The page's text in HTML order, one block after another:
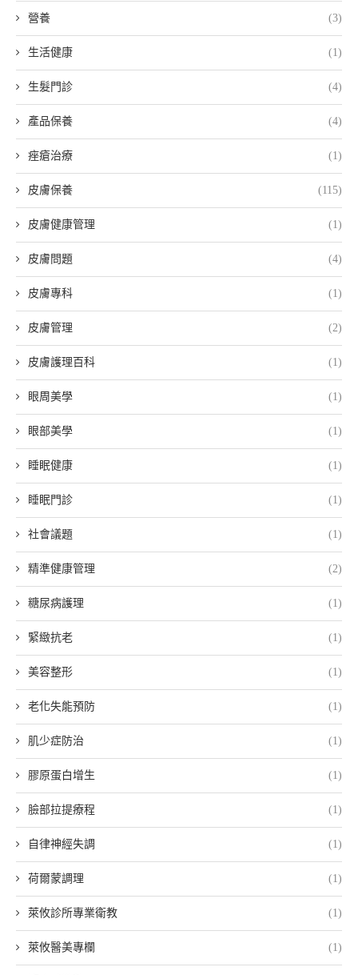
營養 (3)
生活健康 (1)
生髮門診 (4)
產品保養 (4)
痤瘡治療 (1)
皮膚保養 (115)
皮膚健康管理 (1)
皮膚問題 (4)
皮膚專科 (1)
皮膚管理 (2)
皮膚護理百科 (1)
眼周美學 (1)
眼部美學 (1)
睡眠健康 (1)
睡眠門診 (1)
社會議題 (1)
精準健康管理 (2)
糖尿病護理 (1)
緊緻抗老 (1)
美容整形 (1)
老化失能預防 (1)
肌少症防治 (1)
膠原蛋白增生 (1)
臉部拉提療程 (1)
自律神經失調 (1)
荷爾蒙調理 (1)
萊攸診所專業衛教 (1)
萊攸醫美專欄 (1)